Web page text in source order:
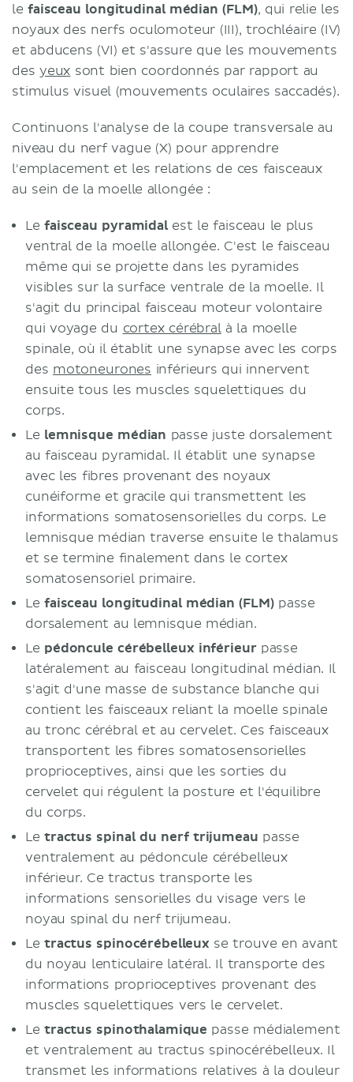
lefaisceau longitudinal médian (FLM), qui relie les
noyaux des nerfs oculomoteur (III), trochléaire (IV)
et abducens (VI) et s'assure que les mouvements
des yeux sont bien coordonnés par rapport au
stimulus visuel (mouvements oculaires saccadés).
Continuons l'analyse de la coupe transversale au
niveau du nerf vague (X) pour apprendre
l'emplacement et les relations de ces faisceaux
au sein de la moelle allongée :
Lefaisceau pyramidalest le faisceau le plus
ventral de la moelle allongée. C'est le faisceau
même qui se projette dans les pyramides
visibles sur la surface ventrale de la moelle. Il
s'agit du principal faisceau moteur volontaire
qui voyage du cortex cérébralà la moelle
spinale, où il établit une synapse avec les corps
des motoneurones inférieurs qui innervent
ensuite tous les muscles squelettiques du
corps.
Le lemnisque médian passe juste dorsalement
au faisceau pyramidal. Il établit une synapse
avec les fibres provenant des noyaux
cunéiforme et gracile qui transmettent les
informations somatosensorielles du corps. Le
lemnisque médian traverse ensuite le thalamus
et se termine finalement dans le cortex
somatosensoriel primaire.
Lefaisceau longitudinal médian (FLM)passe
dorsalement au lemnisque médian.
Le pédoncule cérébelleux inférieurpasse
latéralement au faisceau longitudinal médian. Il
s'agit d'une masse de substance blanche qui
contient les faisceaux reliant la moelle spinale
au tronc cérébral et au cervelet. Ces faisceaux
transportent les fibres somatosensorielles
proprioceptives, ainsi que les sorties du
cervelet qui régulent la posture et l'équilibre
du corps.
Le tractus spinal du nerf trijumeau passe
ventralement au pédoncule cérébelleux
inférieur. Ce tractus transporte les
informations sensorielles du visage vers le
noyau spinal du nerf trijumeau.
Letractus spinocérébelleuxse trouve en avant
du noyau lenticulaire latéral. Il transporte des
informations proprioceptives provenant des
muscles squelettiques vers le cervelet.
Letractus spinothalamique passe médialement
et ventralement au tractus spinocérébelleux. Il
transmet les informations relatives à la douleur